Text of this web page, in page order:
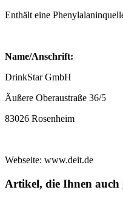
Enthält eine
Name/Anschrift:
DrinkStar GmbH
Äußere Oberaustraße 36/5
83026 Rosenheim
Webseite: www.deit.de
Artikel, die Ihnen auch